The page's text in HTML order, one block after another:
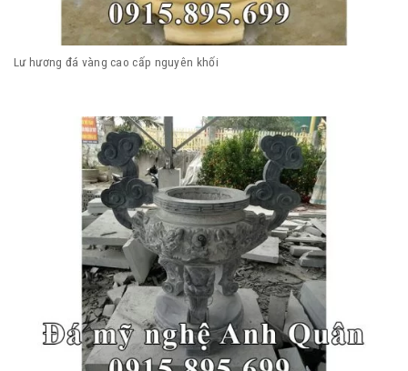
Lư hương đá vàng cao cấp nguyên khối